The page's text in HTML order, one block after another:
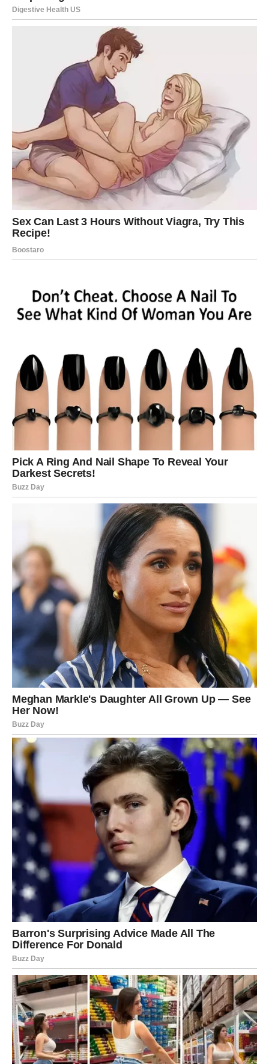
U narednim danima važno je da budete malo oprezniji sa
finansijama. Dobro razmislite pre nego što donesete
važne odluke ili napravite veće troškove.
Ipak, postoji mogućnost da se pojavi nova prilika koja
može poboljšati vašu finansijsku situaciju.
Porodica i prijatelji – podrška
koja leči
Ribe su znak koji veoma ceni bliske ljude. One često
pružaju podršku drugima i spremne su da pomognu kada
god je potrebno.
U narednim danima moguće je da ćete provoditi više
vremena sa ljudima koji vam donose mir i razumevanje.
Neko iz vašeg okruženja mogao bi vam dati savet koji će
vam pomoći da jasnije sagledate neku situaciju.
Unutrašnja snaga Riba
Iako Ribe ponekad deluju nežno i ranjivo, one u sebi nose
veliku snagu. Njihova sposobnost da saosećaju sa
drugima, da razumeju emocije i da pronađu svetlo čak i u
teškim situacijama čini ih posebnim.
Naredni dani mogu biti trenutak u kojem Ribe shvataju
koliko su zapravo jake.
Možda ćete odlučiti da pustite nešto iz prošlosti. Možda
ćete napraviti korak ka životu koji vam donosi više mira.
Poruka zvezda za Ribe
Zvezde vam u narednim danima šalju važnu poruku:
Verujte svojim osećanjima.
Vaša intuicija je jedan od vaših najvećih darova. Kada
slušate svoj unutrašnji glas, često pronalazite put koji vas
vodi ka sreći.
Ako se pojavi prilika koja vam donosi osećaj nade i
inspiracije, to može biti znak da ste na pravom putu.